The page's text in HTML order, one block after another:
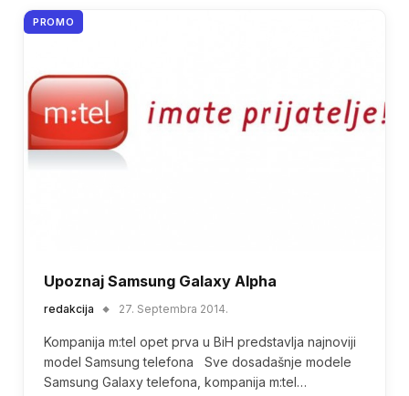
PROMO
Upoznaj Samsung Galaxy Alpha
redakcija 27. Septembra 2014.
Kompanija m:tel opet prva u BiH predstavlja najnoviji
model Samsung telefona Sve dosadašnje modele
Samsung Galaxy telefona, kompanija m:tel…